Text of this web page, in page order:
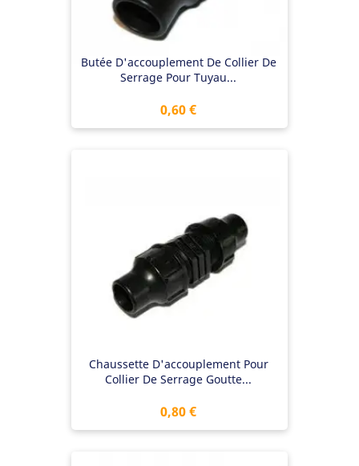
Butée D'accouplement De Collier De
Serrage Pour Tuyau...
Prix
0,60 €
Chaussette D'accouplement Pour
Collier De Serrage Goutte...
Prix
0,80 €